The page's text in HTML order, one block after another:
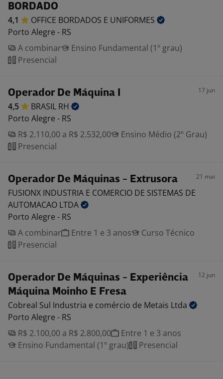
BORDADO
4,1 OFFICE BORDADOS E UNIFORMES
Porto Alegre - RS
A combinar
Ensino Fundamental (1º grau)
Presencial
Operador De Máquina I 17 jun
4,5 BRASIL RH
Porto Alegre - RS
R$ 2.110,00 a R$ 2.532,00
Ensino Médio (2º Grau)
Presencial
Operador De Máquinas - Extrusora 21 mai
FUSIONX INDUSTRIA E COMERCIO DE SISTEMAS DE
AUTOMACAO LTDA
Porto Alegre - RS
A combinar
Entre 1 e 3 anos
Curso Técnico
Presencial
Operador De Máquinas - Experiência
Máquina Moinho E Fresa
12 jun
Cobreal Sul Industria e comércio de Metais Ltda
Porto Alegre - RS
R$ 2.100,00 a R$ 2.800,00
Entre 1 e 3 anos
Ensino Fundamental (1º grau)
Presencial